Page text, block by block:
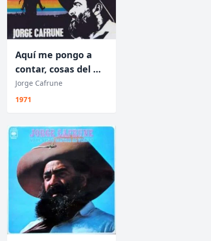
Aquí me pongo a
contar, cosas del M
Fierro
Jorge Cafrune
1971